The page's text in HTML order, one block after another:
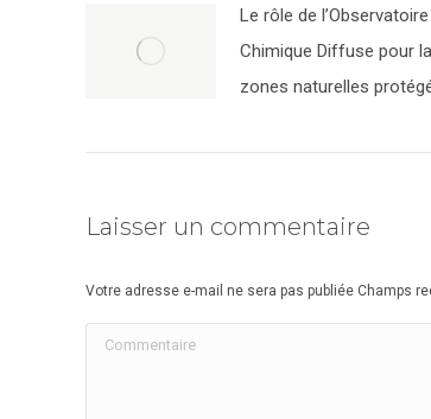
Le rôle de
Chimique Diffuse pour
zones naturelles
Laisser un commentaire
Votre adresse e-mail ne sera pas publiée Champs
Commentaire